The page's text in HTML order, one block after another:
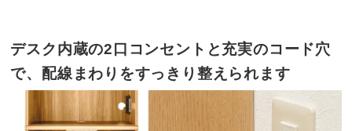
デスク内蔵の2口コンセントと充実のコード穴
で、配線まわりをすっきり整えられます